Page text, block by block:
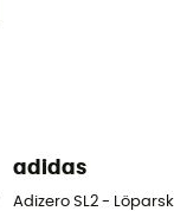
adidas
Adizero SL2 -